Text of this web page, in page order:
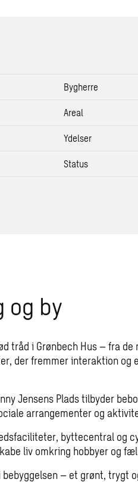
Bygherre
Areal
Ydelser
Status
og by
tråd i Grønbech Hus – fra de
der fremmer interaktion og
Jensens Plads tilbyder
arrangementer og
byttecentral og
liv omkring hobbyer og
– et grønt, trygt